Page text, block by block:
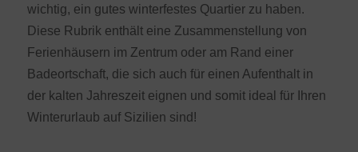
wichtig, ein gutes winterfestes Quartier zu haben.
Diese Rubrik enthält eine Zusammenstellung von
Ferienhäusern im Zentrum oder am Rand einer
Badeortschaft, die sich auch für einen Aufenthalt in
der kalten Jahreszeit eignen und somit ideal für Ihren
Winterurlaub auf Sizilien sind!